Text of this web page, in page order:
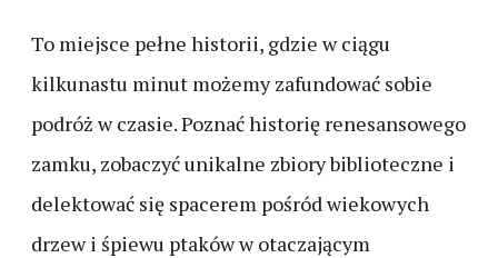
To miejsce pełne historii, gdzie w ciągu
kilkunastu minut możemy zafundować sobie
podróż w czasie. Poznać historię renesansowego
zamku, zobaczyć unikalne zbiory biblioteczne i
delektować się spacerem pośród wiekowych
drzew i śpiewu ptaków w otaczającym